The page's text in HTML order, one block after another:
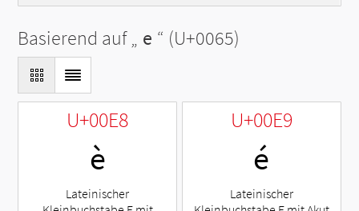
Basierend auf „ e “ (U+0065)
U+00E8
è
Lateinischer
U+00E9
é
Lateinischer